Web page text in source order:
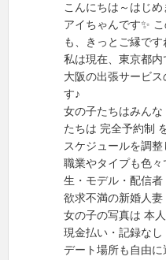
こんにちは～はじ
アイちゃんです✨
も、きっとご縁です
私は現在、東京都
大阪の出張サービ
す♪
女の子たちはみん
たちは 完全予約制
スケジュールを調
職業やタイプも色
生・モデル・配信
欲求不満の新婚人
女の子の写真は 本
現金払い・記録な
デート場所も自由